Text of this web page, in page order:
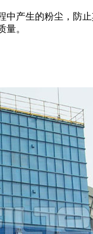
中产生的粉尘，防
量‌。